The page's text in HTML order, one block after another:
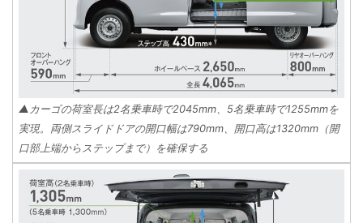
▲カーゴの荷室長は2名乗車時で2045mm、5名乗車時で1255mmを
実現。両側スライドドアの開口幅は790mm、開口高は1320mm（開
口部上端からステップまで）を確保する